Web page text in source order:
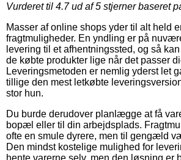
Vurderet til 4.7ud af 5 stjerner baseret
Masser af online shops yder til alt held
fragtmuligheder. En yndling er på
levering til et afhentningssted, og så
de købte produkter lige når det passer
Leveringsmetoden er nemlig yderst let
tillige den mest letkøbte
stor hun.
Du burde derudover planlægge at få
bopæl eller til din arbejdsplads.
ofte en smule dyrere, men til gengæld
Den mindst kostelige mulighed for
hente varerne selv, men den løsning er